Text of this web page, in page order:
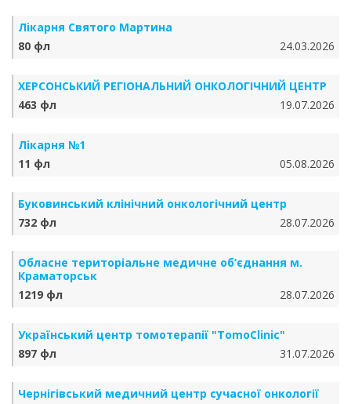
Лікарня Святого Мартина
80 фл
24.03.2026
ХЕРСОНСЬКИЙ РЕГІОНАЛЬНИЙ ОНКОЛОГІЧНИЙ ЦЕНТР
463 фл
19.07.2026
Лікарня №1
11 фл
05.08.2026
Буковинський клінічний онкологічний центр
732 фл
28.07.2026
Обласне територіальне медичне об’єднання м.
Краматорськ
1219 фл
28.07.2026
Український центр томотерапії "TomoClinic"
897 фл
31.07.2026
Чернігівський медичний центр сучасної онкології